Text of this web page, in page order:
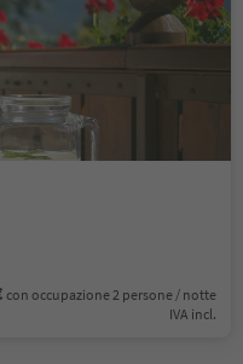
con occupazione 2 persone / notte
IVA incl.